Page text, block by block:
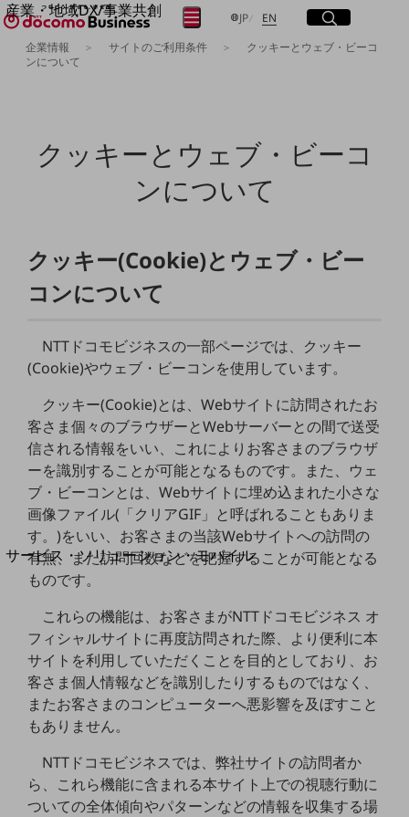
産業・地域DX/事業共創
OPEN HUB for Plural Futures
自律・分散・協調型社会の実現を目指し、
プレイヤー(カタリスト/パートナー企業)
Smart City
Smart Education
Smart Healthcare
Smart Industry
生成AI(Generative AI)
地域の取り組み
地域社会を支える皆さまと地域課題の解決や
地域経済のさらなる活性化に取り組みます
自治体・地域社会との共創
LGPF(Local Government Platform)
別ウィンドウで開きます
サービス・ソリューション・モバイル
サービス・ソリューションTOP
DXに関する課題を解決する
サービス・ソリューションをご紹介
カテゴリーで探す
カテゴリーで探すTOP
ネットワーク・モバイル
クラウド・データセンター
電話・映像コミュニケーション
セキュリティ
JP日本語
EN Englishサイト内検索
開く
メニュー
開く
フリーワードでNTTドコモビジネスの
企業情報 サイトのご利用条件
クッキーとウェブ・ビーコ
ンについて
クッキーとウェブ・ビーコ
ンについて
クッキー(Cookie)とウェブ・ビー
コンについて
NTTドコモビジネスの一部ページでは、クッキー
(Cookie)やウェブ・ビーコンを使用しています。
クッキー(Cookie)とは、Webサイトに訪問されたお
客さま個々のブラウザーとWebサーバーとの間で送受
信される情報をいい、これによりお客さまのブラウザ
ーを識別することが可能となるものです。また、ウェ
ブ・ビーコンとは、Webサイトに埋め込まれた小さな
画像ファイル(「クリアGIF」と呼ばれることもありま
す。)をいい、お客さまの当該Webサイトへの訪問の
有無、また訪問回数などを把握することが可能となる
ものです。
これらの機能は、お客さまがNTTドコモビジネス オ
フィシャルサイトに再度訪問された際、より便利に本
サイトを利用していただくことを目的としており、お
客さま個人情報などを識別したりするものではなく、
またお客さまのコンピューターへ悪影響を及ぼすこと
もありません。
NTTドコモビジネスでは、弊社サイトの訪問者か
ら、これら機能に含まれる本サイト上での視聴行動に
ついての全体傾向やパターンなどの情報を収集する場